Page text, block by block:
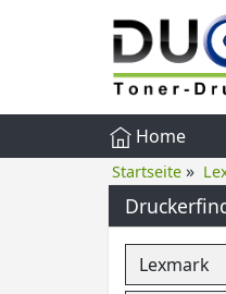
Home
Startseite »